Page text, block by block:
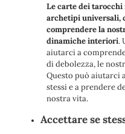
Le carte dei tarocchi
archetipi universali,
comprendere la
dinamiche interiori.
aiutarci a
di debolezza, le
Questo può aiutarci
stessi e a prendere
nostra vita.
Accettare se